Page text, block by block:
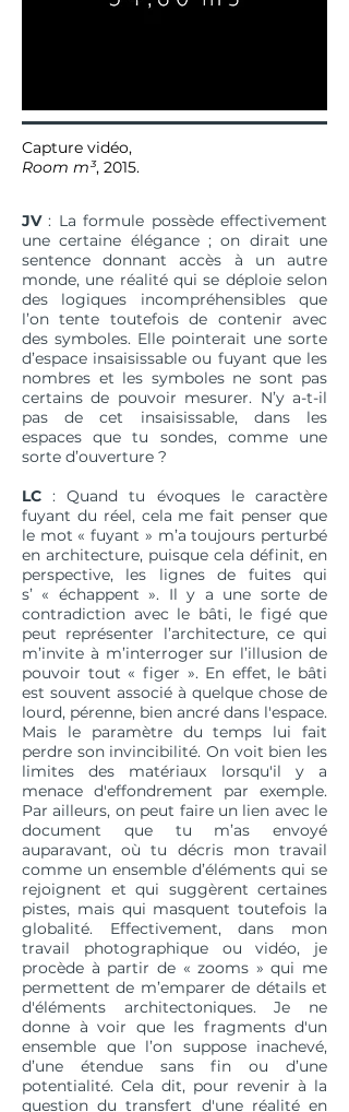
Capture vidéo,
Room m³, 2015.
JV: La formule possède effectivement
une certaine élégance ; on dirait une
sentence donnant accès à un autre
monde, une réalité qui se déploie selon
des logiques incompréhensibles que
l’on tente toutefois de contenir avec
des symboles. Elle pointerait une sorte
d’espace insaisissable ou fuyant que les
nombres et les symboles ne sont pas
certains de pouvoir mesurer. N’y a-t-il
pas de cet insaisissable, dans les
espaces que tu sondes, comme une
sorte d’ouverture ?
LC : Quand tu évoques le caractère
fuyant du réel, cela me fait penser que
le mot « fuyant » m’a toujours perturbé
en architecture, puisque cela définit, en
perspective, les lignes de fuites qui
s’ « échappent ». Il y a une sorte de
contradiction avec le bâti, le figé que
peut représenter l’architecture, ce qui
m’invite à m’interroger sur l’illusion de
pouvoir tout « figer ». En effet, le bâti
est souvent associé à quelque chose de
lourd, pérenne, bien ancré dans l'espace.
Mais le paramètre du temps lui fait
perdre son invincibilité. On voit bien les
limites des matériaux lorsqu'il y a
menace d'effondrement par exemple.
Par ailleurs, on peut faire un lien avec le
document que tu m’as envoyé
auparavant, où tu décris mon travail
comme un ensemble d’éléments qui se
rejoignent et qui suggèrent certaines
pistes, mais qui masquent toutefois la
globalité. Effectivement, dans mon
travail photographique ou vidéo, je
procède à partir de « zooms » qui me
permettent de m’emparer de détails et
d'éléments architectoniques. Je ne
donne à voir que les fragments d'un
ensemble que l’on suppose inachevé,
d’une étendue sans fin ou d’une
potentialité. Cela dit, pour revenir à la
question du transfert d'une réalité en